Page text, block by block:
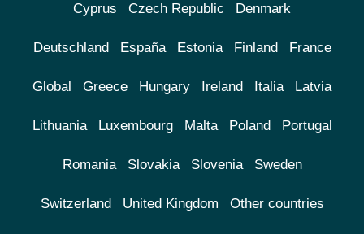
Cyprus Czech Republic Denmark
Deutschland España Estonia Finland France
Global Greece Hungary Ireland Italia Latvia
Lithuania Luxembourg Malta Poland Portugal
Romania Slovakia Slovenia Sweden
Switzerland United Kingdom Other countries